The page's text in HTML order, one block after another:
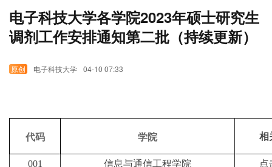
马云写给在工厂上班的同学——大学生更应该看
电子科技大学各学院2023年硕士研究生
调剂工作安排通知第二批（持续更新）
电子科技大学 04-10 07:33
代码 学院 相
001 信息与通信工程学院
点